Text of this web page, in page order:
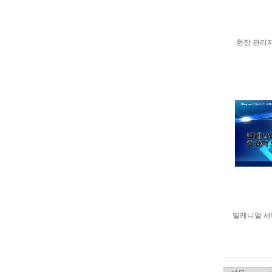
현장 관리
밀레니얼